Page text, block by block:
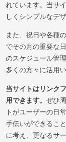
れています。当サ
しくシンプルなデ
また、祝日や各種
でその月の重要な
のスケジュール管
多くの方々に活用
当サイトはリンク
用できます。 ぜひ
トがユーザーの日
手伝いができるこ
に考え、更なるサ